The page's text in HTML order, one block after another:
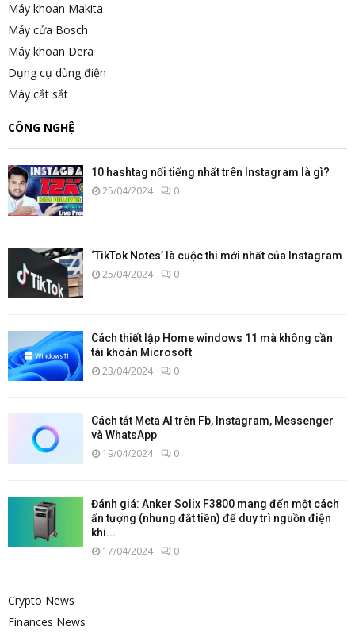
Máy khoan Makita
Máy cửa Bosch
Máy khoan Dera
Dụng cụ dùng điện
Máy cắt sắt
CÔNG NGHỆ
10 hashtag nổi tiếng nhất trên Instagram là gì?
25/04/2024 0
‘TikTok Notes’ là cuộc thi mới nhất của Instagram
25/04/2024 0
Cách thiết lập Home windows 11 mà không cần
tài khoản Microsoft
23/04/2024 0
Cách tắt Meta AI trên Fb, Instagram, Messenger
và WhatsApp
19/04/2024 0
Đánh giá: Anker Solix F3800 mang đến một cách
ấn tượng (nhưng đắt tiền) để duy trì nguồn điện
khi...
17/04/2024 0
Crypto News
Finances News